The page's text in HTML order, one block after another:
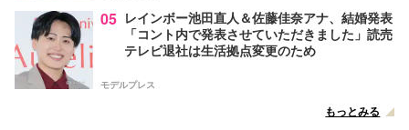
05 レインボー池田直人＆佐藤佳奈アナ、結婚発表
「コント内で発表させていただきました」読売
テレビ退社は生活拠点変更のため
モデルプレス
もっとみる